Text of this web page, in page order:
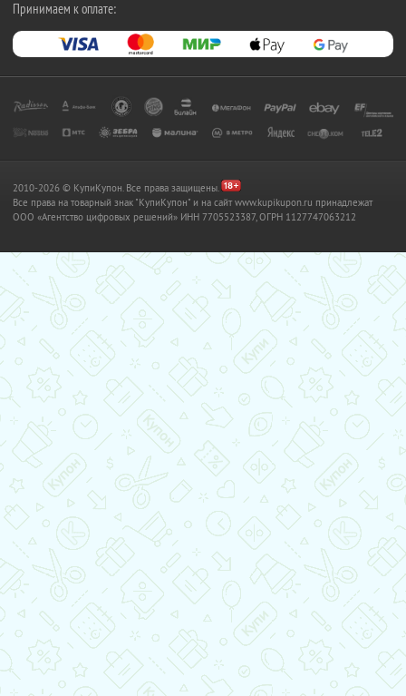
Принимаем к оплате:
2010-2026 © КупиКупон. Все права защищены.
Все права на товарный знак "КупиКупон" и на сайт www.kupikupon.ru принадлежат
OOO «Агентство цифровых решений» ИНН 7705523387, ОГРН 1127747063212